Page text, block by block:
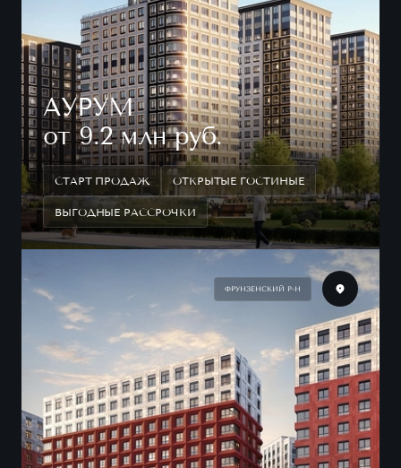
АУРУМ
от 9.2 млн руб.
СТАРТ ПРОДАЖ ОТКРЫТЫЕ ГОСТИНЫЕ
ВЫГОДНЫЕ РАССРОЧКИ
ФРУНЗЕНСКИЙ Р-Н